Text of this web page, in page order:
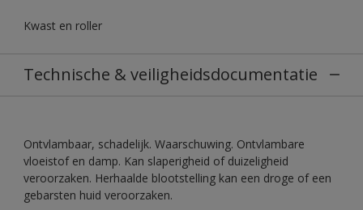
Kwast en roller
Technische & veiligheidsdocumentatie
Ontvlambaar, schadelijk. Waarschuwing. Ontvlambare
vloeistof en damp. Kan slaperigheid of duizeligheid
veroorzaken. Herhaalde blootstelling kan een droge of een
gebarsten huid veroorzaken.